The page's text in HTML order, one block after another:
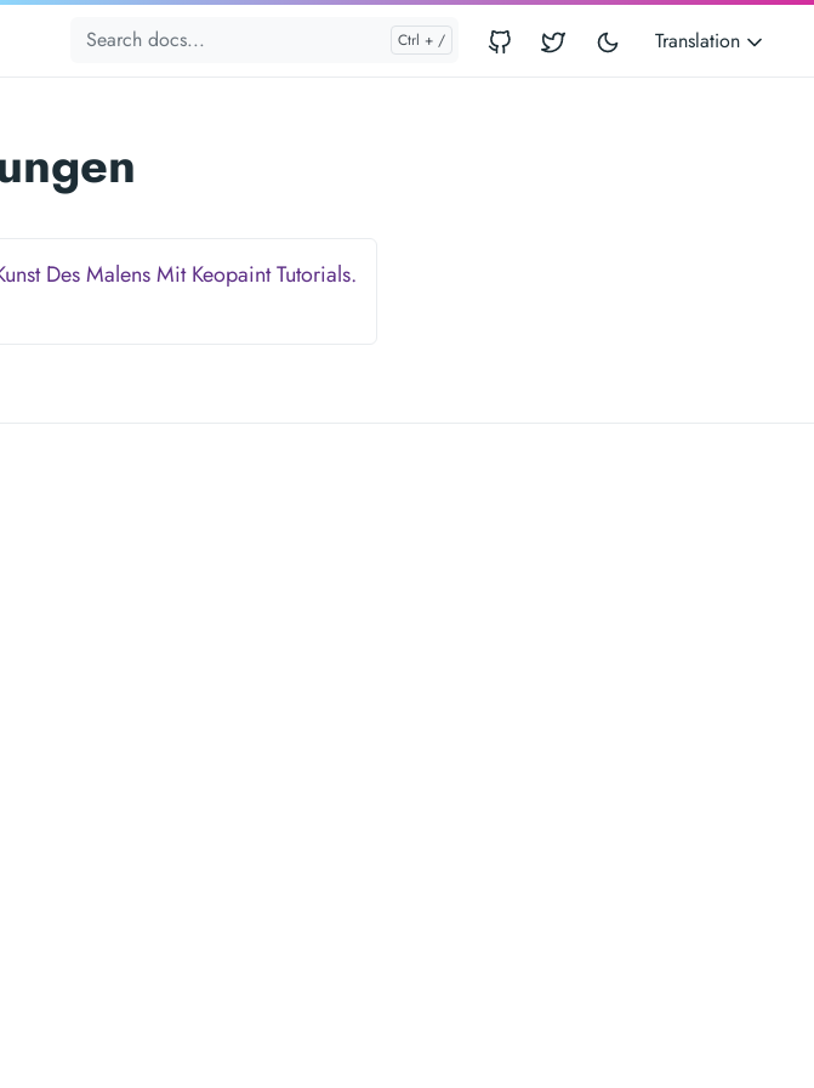
Translation
Des Malens Mit Keopaint Tutorials.